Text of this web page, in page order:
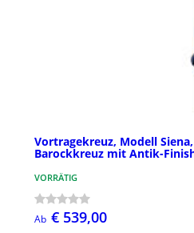
Vortragekreuz, Modell
Barockkreuz mit Antik-
VORRÄTIG
Ab € 539,00